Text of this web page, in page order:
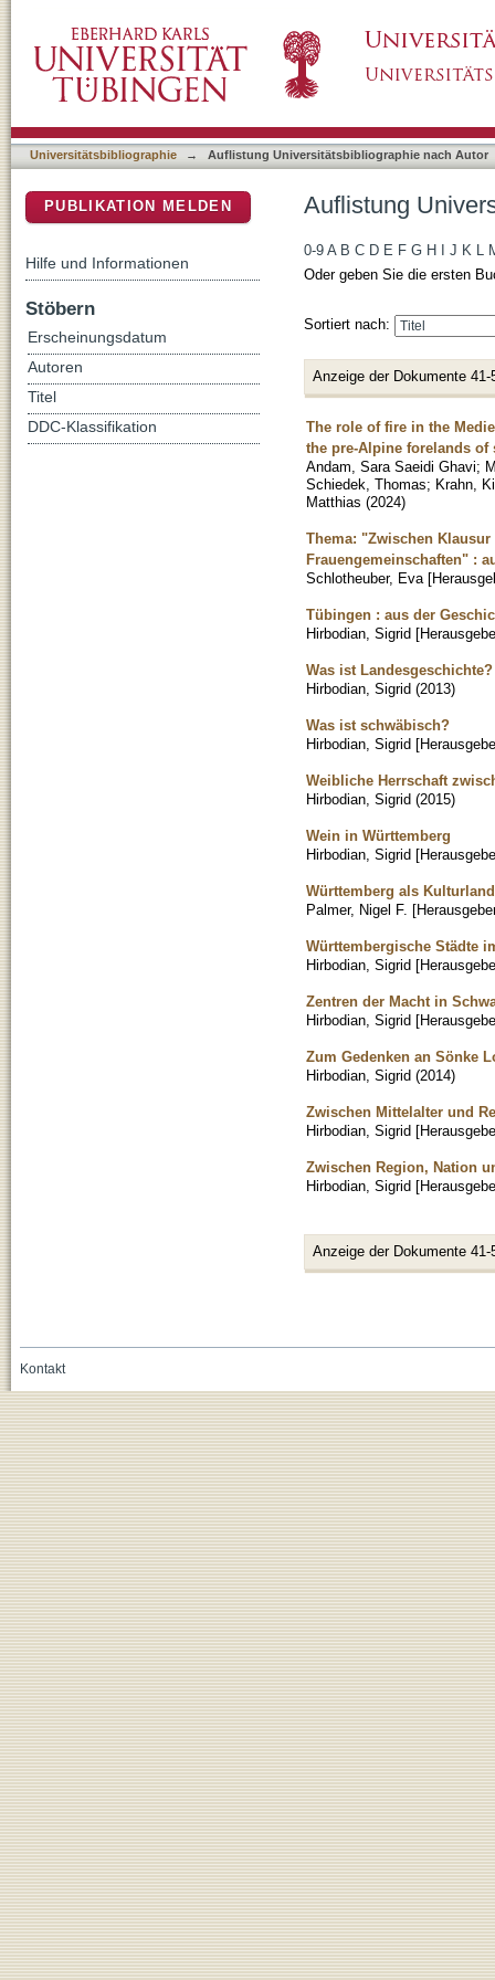
Universitätsbibliographie → Auflistung Universitätsbibliographie nach Autor
Auflistung
0-9 A B C D E F G H J K L
Oder geben Sie die ersten
Sortiert nach:
Anzeige der Dokumente 41-
The role of fire in the
the pre-Alpine forelands of
Andam, Sara Saeidi Ghavi;
Schiedek, Thomas; Krahn,
Matthias (2024)
Thema: "Zwischen
Frauengemeinschaften" :
Schlotheuber, Eva
Tübingen : aus der
Hirbodian, Sigrid
Was ist
Hirbodian, Sigrid (2013)
Was ist schwäbisch?
Hirbodian, Sigrid
Weibliche Herrschaft
Hirbodian, Sigrid (2015)
Wein in Württemberg
Hirbodian, Sigrid
Württemberg als
Palmer, Nigel F.
Württembergische Städte
Hirbodian, Sigrid
Zentren der Macht in
Hirbodian, Sigrid
Zum Gedenken an Sönke
Hirbodian, Sigrid (2014)
Zwischen Mittelalter und
Hirbodian, Sigrid
Zwischen Region, Nation
Hirbodian, Sigrid
Anzeige der Dokumente 41-
PUBLIKATION MELDEN
Hilfe und Informationen
Stöbern
Erscheinungsdatum
Autoren
Titel
DDC-Klassifikation
Kontakt